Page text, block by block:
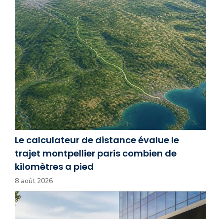
Le calculateur de distance évalue le
trajet montpellier paris combien de
kilomètres a pied
8 août 2026